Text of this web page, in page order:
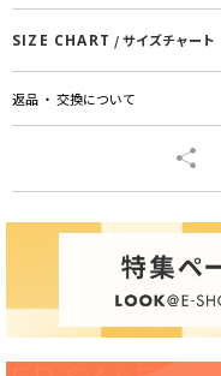
SIZE CHART / サイズチャート
返品 ・ 交換について